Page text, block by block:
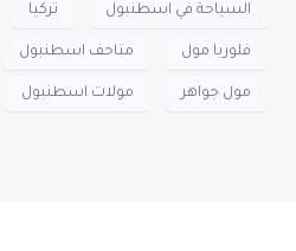
السياحة في اسطنبول تركيا
فلوريا مول متاحف اسطنبول
مول جواهر مولات اسطنبول